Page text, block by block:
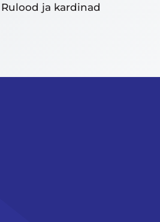
Rulood ja kardinad